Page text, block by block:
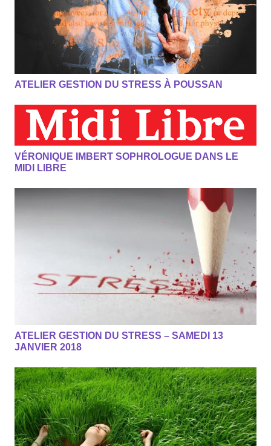
ATELIER GESTION DU STRESS À POUSSAN
VÉRONIQUE IMBERT SOPHROLOGUE DANS LE
MIDI LIBRE
ATELIER GESTION DU STRESS – SAMEDI 13
JANVIER 2018